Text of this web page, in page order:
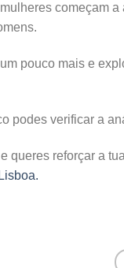
começam
pouco mais e
podes verificar a
queres reforçar a